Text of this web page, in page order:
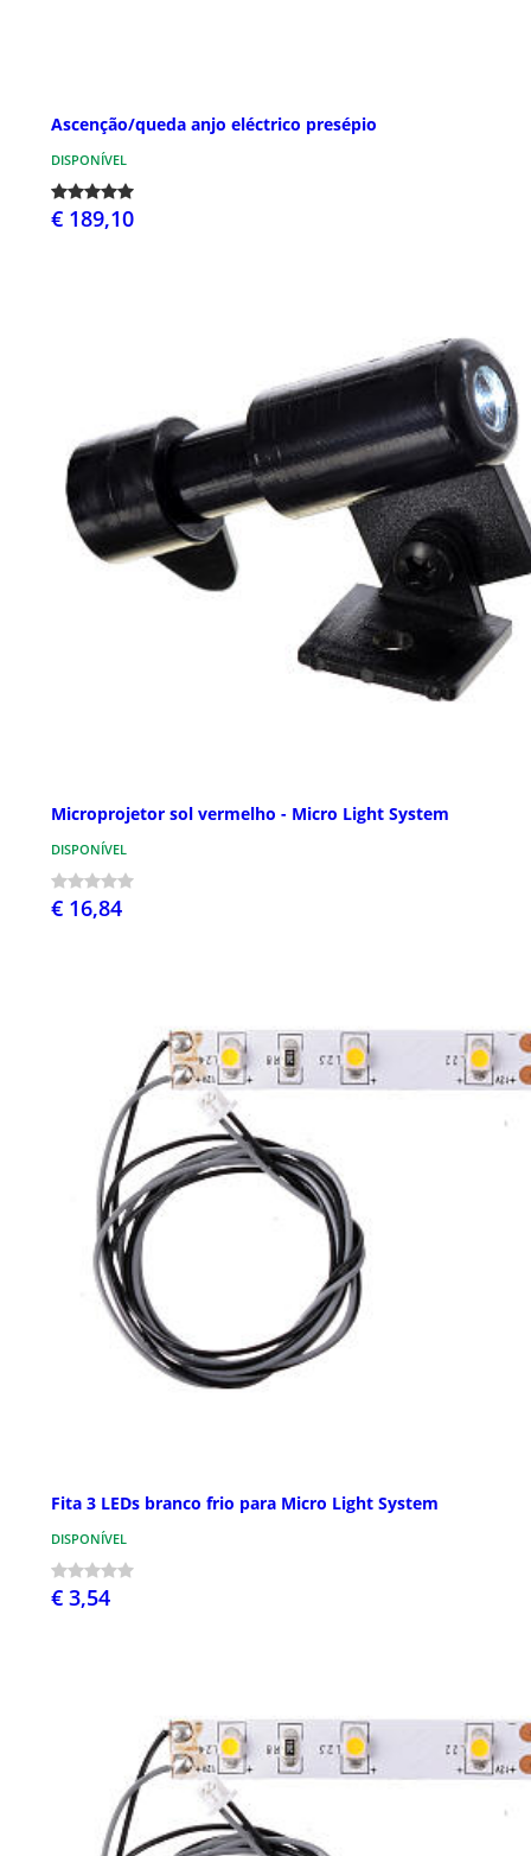
Ascenção/queda anjo eléctrico presépio
DISPONÍVEL
€ 189,10
Microprojetor sol vermelho - Micro Light System
DISPONÍVEL
€ 16,84
Fita 3 LEDs branco frio para Micro Light System
DISPONÍVEL
€ 3,54